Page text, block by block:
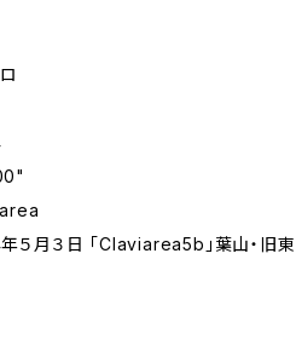
月３日 「Claviarea5b」葉山・旧東